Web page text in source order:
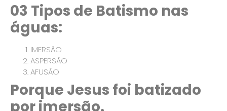
03 Tipos de Batismo nas
águas:
IMERSÃO
ASPERSÃO
AFUSÃO
Porque Jesus foi batizado
por imersão.